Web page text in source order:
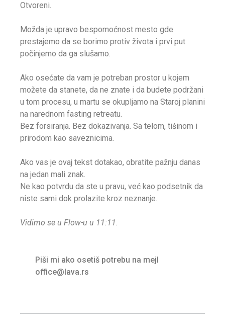
Otvoreni.
Možda je upravo bespomoćnost mesto gde
prestajemo da se borimo protiv života i prvi put
počinjemo da ga slušamo.
Ako osećate da vam je potreban prostor u kojem
možete da stanete, da ne znate i da budete podržani
u tom procesu, u martu se okupljamo na Staroj planini
na narednom fasting retreatu.
Bez forsiranja. Bez dokazivanja. Sa telom, tišinom i
prirodom kao saveznicima.
Ako vas je ovaj tekst dotakao, obratite pažnju danas
na jedan mali znak.
Ne kao potvrdu da ste u pravu, već kao podsetnik da
niste sami dok prolazite kroz neznanje.
Vidimo se u Flow-u u 11:11.
Piši mi ako osetiš potrebu na mejl
office@lava.rs